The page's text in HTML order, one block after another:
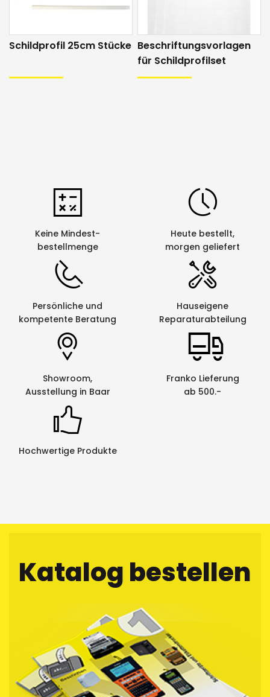
Schildprofil 25cm Stücke Beschriftungsvorlagen
für Schildprofilset
Keine Mindest-
bestellmenge
Heute bestellt,
morgen geliefert
Persönliche und
kompetente Beratung
Hauseigene
Reparaturabteilung
Showroom,
Ausstellung in Baar
Franko Lieferung
ab 500.-
Hochwertige Produkte
Katalog bestellen